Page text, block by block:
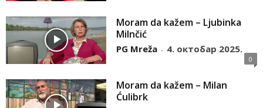
Moram da kažem – Ljubinka
Milnčić
PG Mreža - 4. октобар 2025.
0
Moram da kažem – Milan
Ćulibrk